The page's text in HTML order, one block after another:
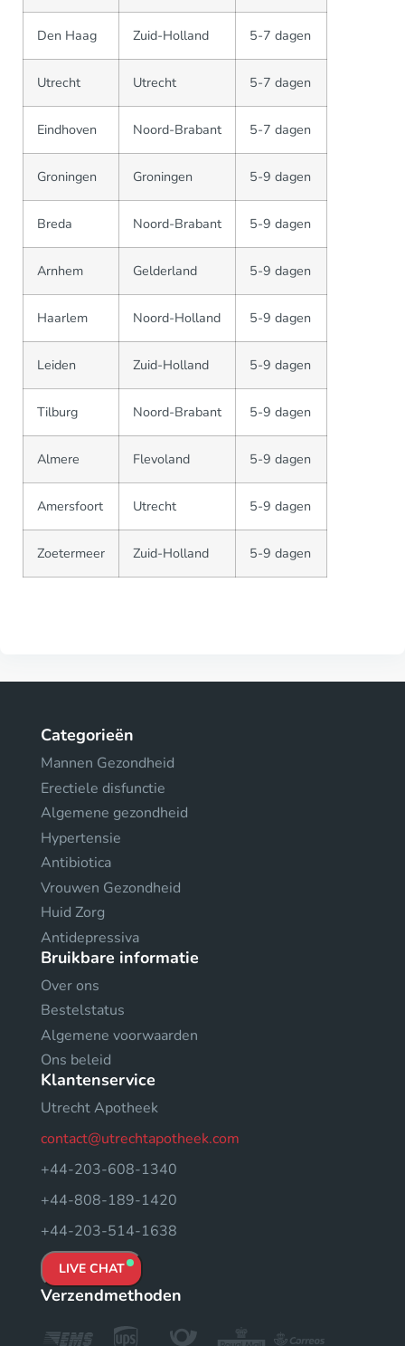
Den Haag Zuid-Holland 5-7 dagen
Utrecht Utrecht 5-7 dagen
Eindhoven Noord-Brabant 5-7 dagen
Groningen Groningen 5-9 dagen
Breda Noord-Brabant 5-9 dagen
Arnhem Gelderland 5-9 dagen
Haarlem Noord-Holland 5-9 dagen
Leiden Zuid-Holland 5-9 dagen
Tilburg Noord-Brabant 5-9 dagen
Almere Flevoland 5-9 dagen
Amersfoort Utrecht 5-9 dagen
Zoetermeer Zuid-Holland 5-9 dagen
Categorieën
Mannen Gezondheid
Erectiele disfunctie
Algemene gezondheid
Hypertensie
Antibiotica
Vrouwen Gezondheid
Huid Zorg
Antidepressiva
Bruikbare informatie
Over ons
Bestelstatus
Algemene voorwaarden
Ons beleid
Klantenservice
Utrecht Apotheek
contact@utrechtapotheek.com
+44-203-608-1340
+44-808-189-1420
+44-203-514-1638
LIVE CHAT
Verzendmethoden